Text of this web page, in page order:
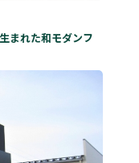
まれた和モダンフ